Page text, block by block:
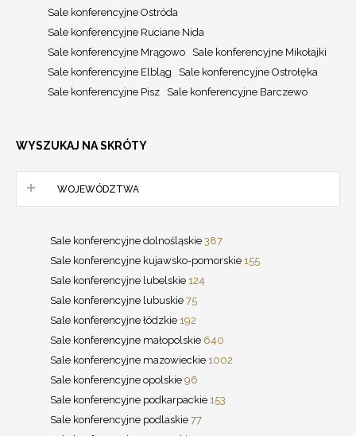
Sale konferencyjne Ostróda
Sale konferencyjne Ruciane Nida
Sale konferencyjne Mrągowo
Sale konferencyjne Mikołajki
Sale konferencyjne Elbląg
Sale konferencyjne Ostrołęka
Sale konferencyjne Pisz
Sale konferencyjne Barczewo
WYSZUKAJ NA SKRÓTY
WOJEWÓDZTWA
Sale konferencyjne dolnośląskie 387
Sale konferencyjne kujawsko-pomorskie 155
Sale konferencyjne lubelskie 124
Sale konferencyjne lubuskie 75
Sale konferencyjne łódzkie 192
Sale konferencyjne małopolskie 640
Sale konferencyjne mazowieckie 1002
Sale konferencyjne opolskie 96
Sale konferencyjne podkarpackie 153
Sale konferencyjne podlaskie 77